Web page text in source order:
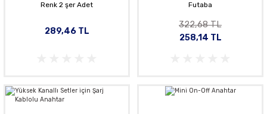
Renk 2 şer Adet
289,46 TL
Futaba
322,68 TL
258,14 TL